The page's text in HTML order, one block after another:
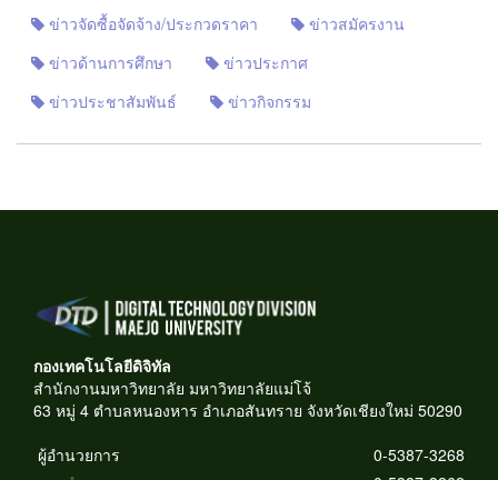
ข่าวจัดซื้อจัดจ้าง/ประกวดราคา
ข่าวสมัครงาน
ข่าวด้านการศึกษา
ข่าวประกาศ
ข่าวประชาสัมพันธ์
ข่าวกิจกรรม
กองเทคโนโลยีดิจิทัล
สำนักงานมหาวิทยาลัย มหาวิทยาลัยแม่โจ้
63 หมู่ 4 ตำบลหนองหาร อำเภอสันทราย จังหวัดเชียงใหม่ 50290
ผู้อำนวยการ
0-5387-3268